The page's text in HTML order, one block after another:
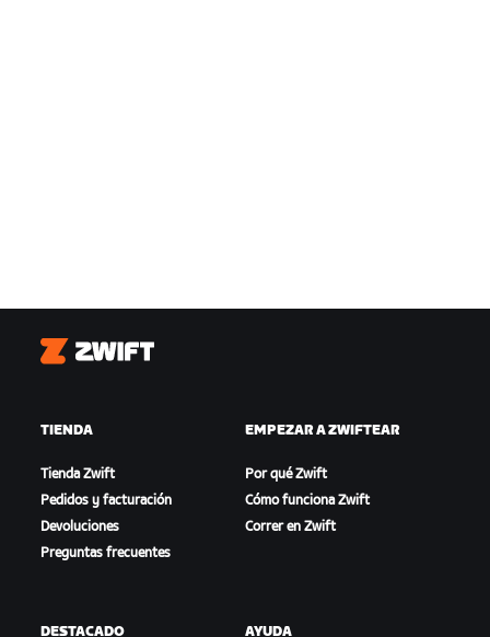
Zwift
TIENDA
Tienda Zwift
Pedidos y facturación
Devoluciones
Preguntas frecuentes
EMPEZAR A ZWIFTEAR
Por qué Zwift
Cómo funciona Zwift
Correr en Zwift
DESTACADO AYUDA